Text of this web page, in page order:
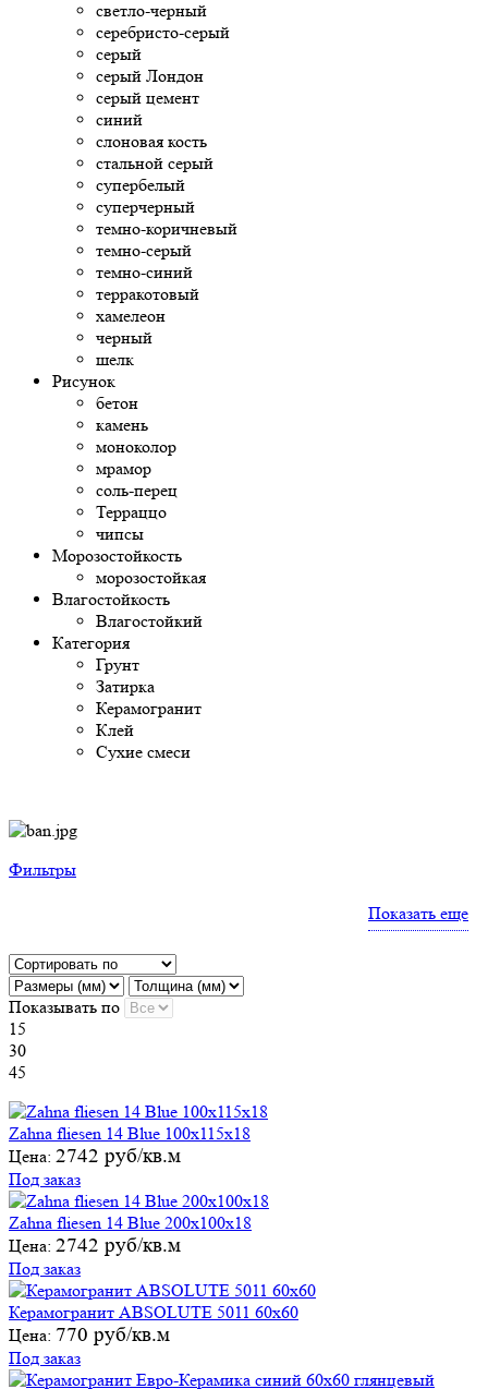
светло-черный
серебристо-серый
серый
серый Лондон
серый цемент
синий
слоновая кость
стальной серый
супербелый
суперчерный
темно-коричневый
темно-серый
темно-синий
терракотовый
хамелеон
черный
шелк
Рисунок
бетон
камень
моноколор
мрамор
соль-перец
Терраццо
чипсы
Морозостойкость
морозостойкая
Влагостойкость
Влагостойкий
Категория
Грунт
Затирка
Керамогранит
Клей
Сухие смеси
Фильтры
Показать еще
Показывать по
15
30
45
Zahna fliesen 14 Blue 100x115x18
Цена: 2742 руб/кв.м
Под заказ
Zahna fliesen 14 Blue 200x100x18
Цена: 2742 руб/кв.м
Под заказ
Керамогранит ABSOLUTE 5011 60х60
Цена: 770 руб/кв.м
Под заказ